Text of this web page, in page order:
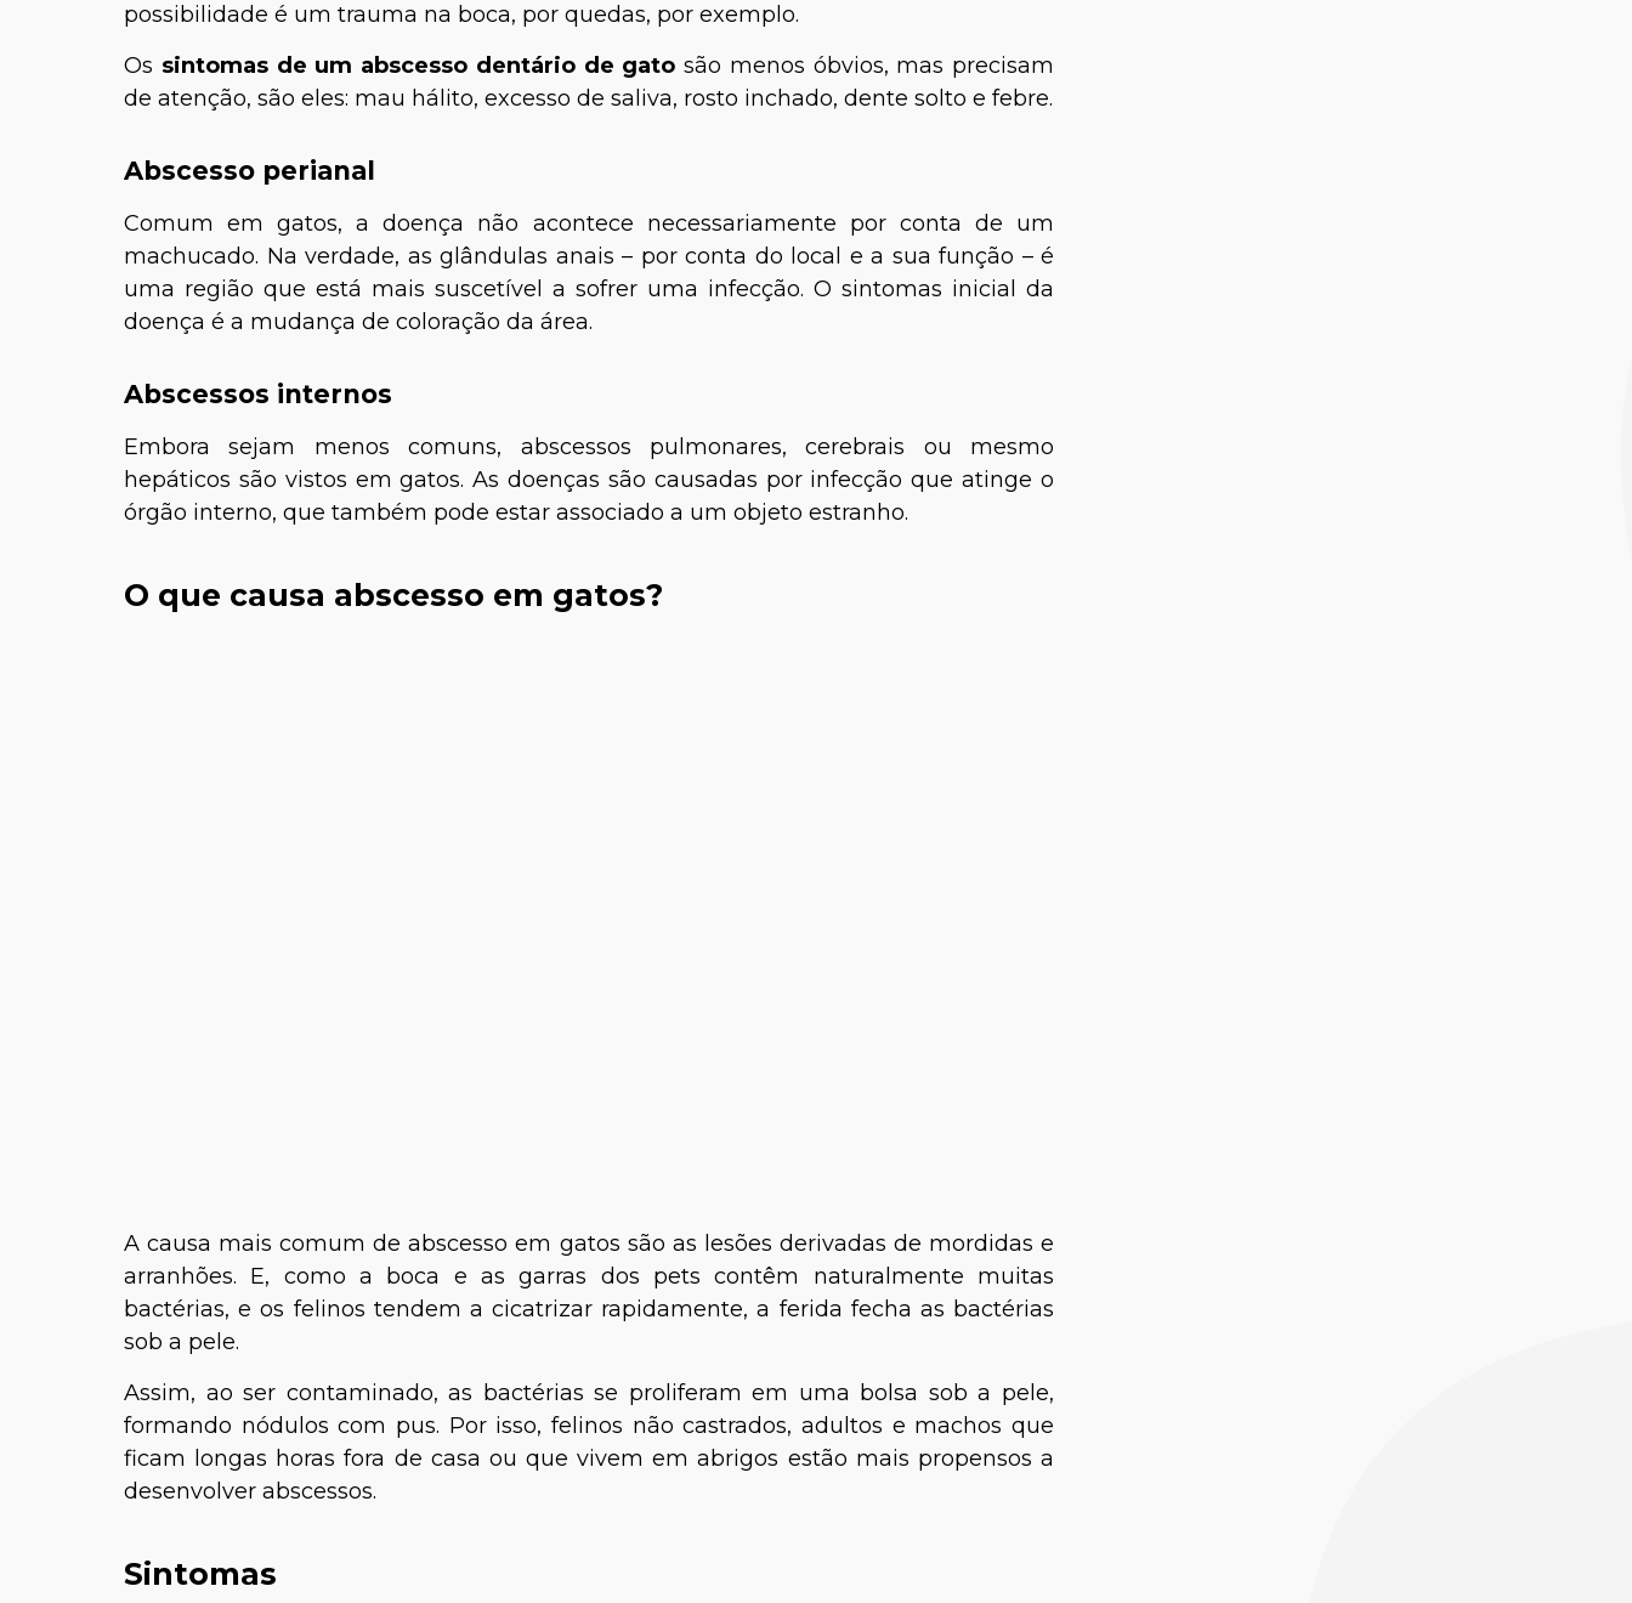
possibilidade é um trauma na boca, por quedas, por exemplo.
Os sintomas de um abscesso dentário de gato são menos óbvios, mas precisam
de atenção, são eles: mau hálito, excesso de saliva, rosto inchado, dente solto e febre.
Abscesso perianal
Comum em gatos, a doença não acontece necessariamente por conta de um
machucado. Na verdade, as glândulas anais – por conta do local e a sua função – é
uma região que está mais suscetível a sofrer uma infecção. O sintomas inicial da
doença é a mudança de coloração da área.
Abscessos internos
Embora sejam menos comuns, abscessos pulmonares, cerebrais ou mesmo
hepáticos são vistos em gatos. As doenças são causadas ​​por infecção que atinge o
órgão interno, que também pode estar associado a um objeto estranho.
O que causa abscesso em gatos?
A causa mais comum de abscesso em gatos são as lesões derivadas de mordidas e
arranhões. E, como a boca e as garras dos pets contêm naturalmente muitas
bactérias, e os felinos tendem a cicatrizar rapidamente, a ferida fecha as bactérias
sob a pele.
Assim, ao ser contaminado, as bactérias se proliferam em uma bolsa sob a pele,
formando nódulos com pus. Por isso, felinos não castrados, adultos e machos que
ficam longas horas fora de casa ou que vivem em abrigos estão mais propensos a
desenvolver abscessos.
Sintomas